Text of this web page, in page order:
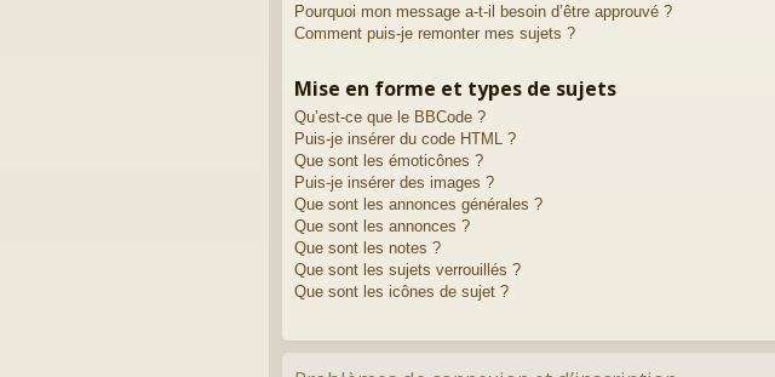
Pourquoi mon message a-t-il besoin d’être approuvé ?
Comment puis-je remonter mes sujets ?
Mise en forme et types de sujets
Qu’est-ce que le BBCode ?
Puis-je insérer du code HTML ?
Que sont les émoticônes ?
Puis-je insérer des images ?
Que sont les annonces générales ?
Que sont les annonces ?
Que sont les notes ?
Que sont les sujets verrouillés ?
Que sont les icônes de sujet ?